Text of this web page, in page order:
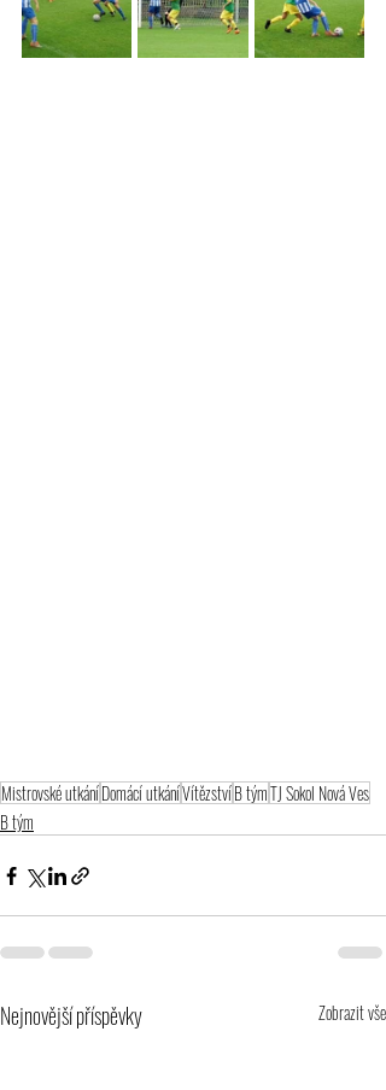
Mistrovské utkáníDomácí utkáníVítězstvíB týmTJ Sokol Nová Ves
B tým
Nejnovější příspěvky Zobrazit vše